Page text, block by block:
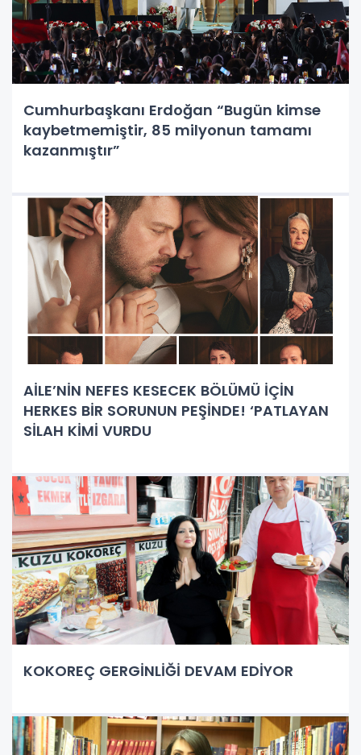
Cumhurbaşkanı Erdoğan “Bugün kimse
kaybetmemiştir, 85 milyonun tamamı
kazanmıştır”
AİLE’NİN NEFES KESECEK BÖLÜMÜ İÇİN
HERKES BİR SORUNUN PEŞİNDE! ‘PATLAYAN
SİLAH KİMİ VURDU
KOKOREÇ GERGİNLİĞİ DEVAM EDİYOR